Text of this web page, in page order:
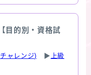
目的別・資格試
ャレンジ) ▶ 上級